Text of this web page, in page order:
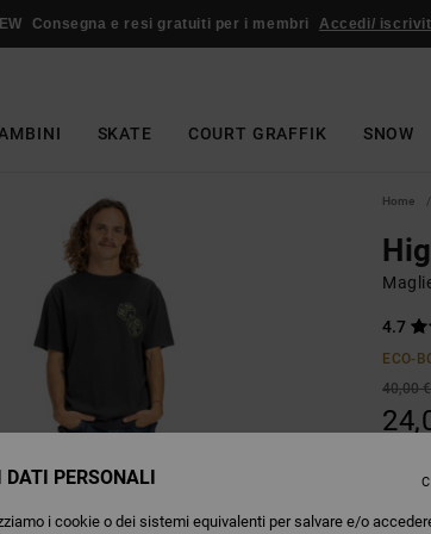
Consegna e resi gratuiti per i membri Accedi/
SKATE COURT GRAFFIK SNOW
Home
4.7
ECO-
40,00 €
Colori
DATI PERSONALI
i cookie o dei sistemi equivalenti per salvare e/o